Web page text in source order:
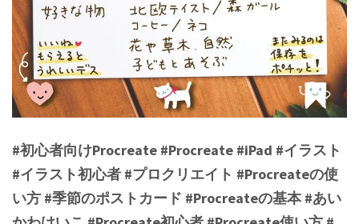
#初心者向けProcreate #Procreate #iPad #イラスト
#イラスト初心者 #プロクリエイト #Procreateの使
い方 #季節のポストカード #Procreateの基本 #あい